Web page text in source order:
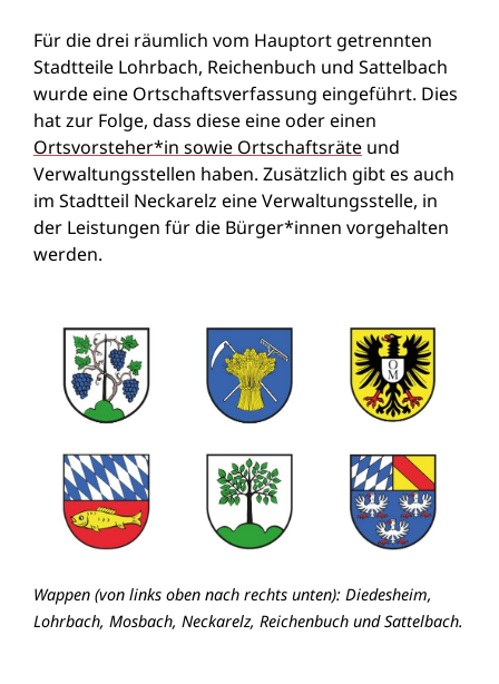
Für die drei räumlich vom Hauptort getrennten
Stadtteile Lohrbach, Reichenbuch und Sattelbach
wurde eine Ortschaftsverfassung eingeführt. Dies
hat zur Folge, dass diese eine oder einen
Ortsvorsteher*in sowie Ortschaftsräte und
Verwaltungsstellen haben. Zusätzlich gibt es auch
im Stadtteil Neckarelz eine Verwaltungsstelle, in
der Leistungen für die Bürger*innen vorgehalten
werden.
Wappen (von links oben nach rechts unten): Diedesheim,
Lohrbach, Mosbach, Neckarelz, Reichenbuch und Sattelbach.